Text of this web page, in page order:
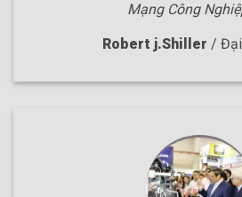
Mạng Công
Robert j.Shiller / Đại